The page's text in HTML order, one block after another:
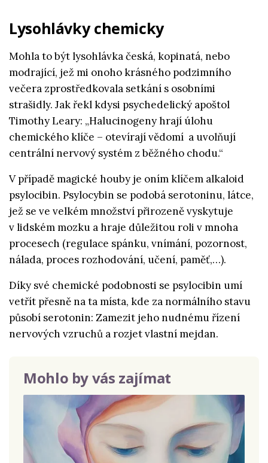
Lysohlávky chemicky
Mohla to být lysohlávka česká, kopinatá, nebo
modrající, jež mi onoho krásného podzimního
večera zprostředkovala setkání s osobními
strašidly. Jak řekl kdysi psychedelický apoštol
Timothy Leary: „Halucinogeny hrají úlohu
chemického klíče – otevírají vědomí a uvolňují
centrální nervový systém z běžného chodu.“
V případě magické houby je oním klíčem alkaloid
psylocibin. Psylocybin se podobá serotoninu, látce,
jež se ve velkém množství přirozeně vyskytuje
v lidském mozku a hraje důležitou roli v mnoha
procesech (regulace spánku, vnímání, pozornost,
nálada, proces rozhodování, učení, paměť,…).
Díky své chemické podobnosti se psylocibin umí
vetřít přesně na ta místa, kde za normálního stavu
působí serotonin: Zamezit jeho nudnému řízení
nervových vzruchů a rozjet vlastní mejdan.
Mohlo by vás zajímat